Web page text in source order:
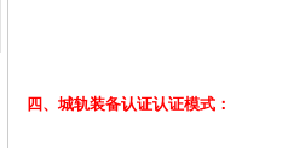
四、城轨装备认证认证模式：